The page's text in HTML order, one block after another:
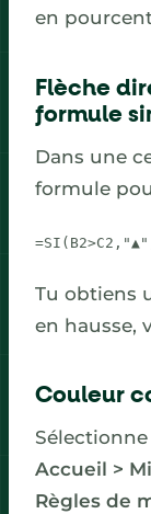
en
Flèche
formule
Dans une
formule
Tu obtiens
en hausse,
Couleur
Accueil >
Règles de